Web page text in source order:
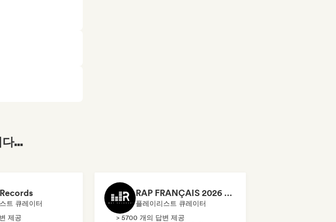
...
트 큐레이터
제공
RAP FRANÇAIS 2026 🔥🇫🇷 (Way Records)
플레이리스트 큐레이터
> 5700 개의 답변 제공